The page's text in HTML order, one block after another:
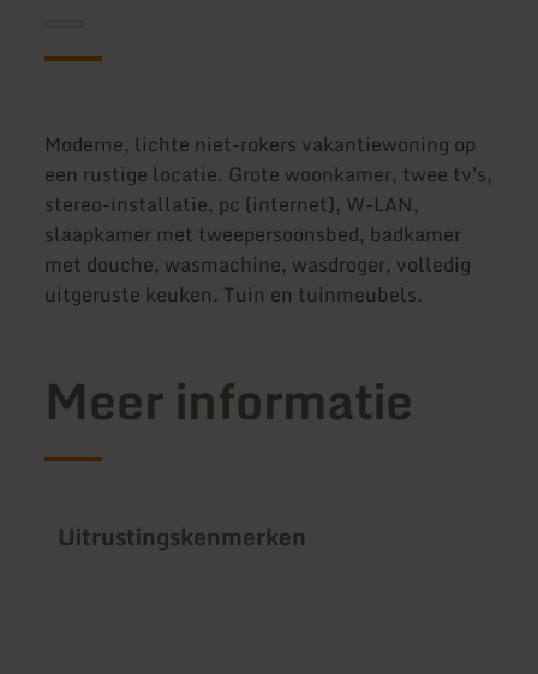
Moderne, lichte niet-rokers vakantiewoning op
een rustige locatie. Grote woonkamer, twee tv's,
stereo-installatie, pc (internet), W-LAN,
slaapkamer met tweepersoonsbed, badkamer
met douche, wasmachine, wasdroger, volledig
uitgeruste keuken. Tuin en tuinmeubels.
Meer informatie
Uitrustingskenmerken